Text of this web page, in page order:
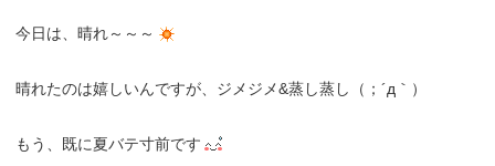
今日は、晴れ～～～
晴れたのは嬉しいんですが、ジメジメ&蒸し蒸し（；´д｀）ゞ
もう、既に夏バテ寸前です